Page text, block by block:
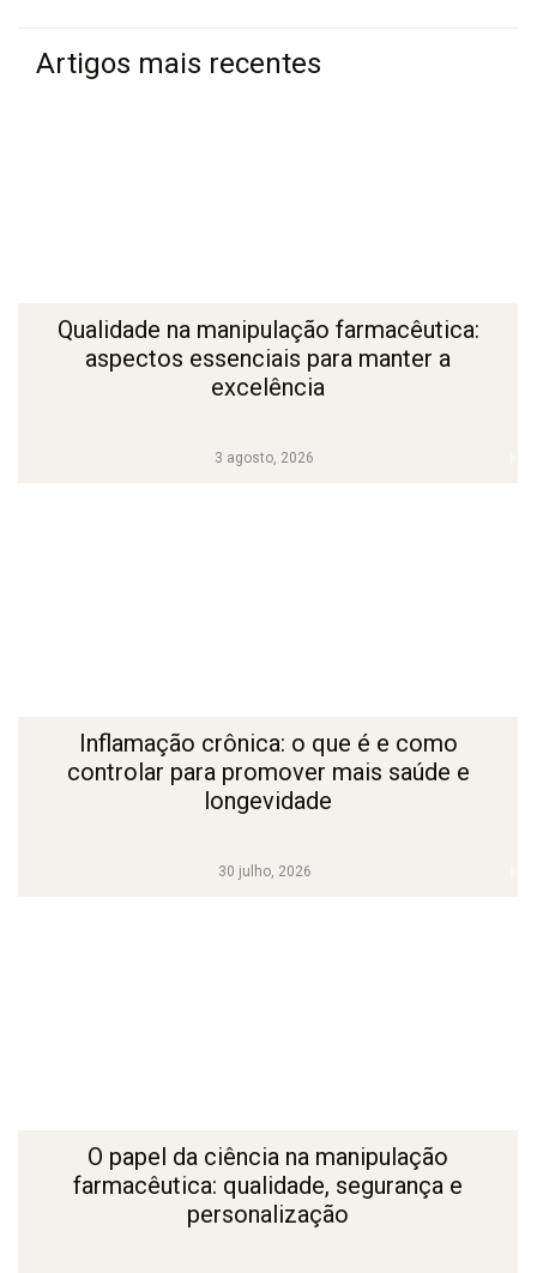
Artigos mais recentes
3 agosto, 2026
Qualidade na manipulação farmacêutica:
aspectos essenciais para manter a
excelência
30 julho, 2026
Inflamação crônica: o que é e como
controlar para promover mais saúde e
longevidade
O papel da ciência na manipulação
farmacêutica: qualidade, segurança e
personalização